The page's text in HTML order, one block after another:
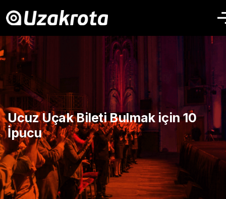
Ucuz Uçak Bileti Bulmak için 10
İpucu